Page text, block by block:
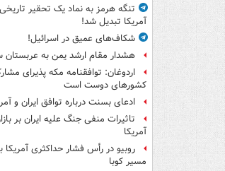
تنگه هرمز به نماد یک تحقیر
آمریکا تبدیل شد!
شکاف‌های عمیق در اسرائیل!
هشدار مقام ارشد یمن به
اردوغان: توافقنامه مکه پذیرای
کشورهای دوست است
ادعای بسنت درباره توافق ایران و
تاثیرات منفی جنگ علیه ایران بر
آمریکا
روبیو در رأس فشار حداکثری آمریکا
مسیر کوبا